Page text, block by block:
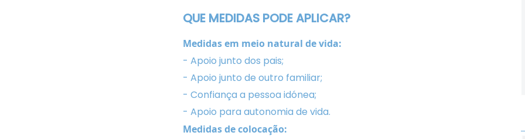
QUE MEDIDAS PODE APLICAR?
Medidas em meio natural de vida:
- Apoio junto dos pais;
- Apoio junto de outro familiar;
- Confiança a pessoa idónea;
- Apoio para autonomia de vida.
Medidas de colocação: